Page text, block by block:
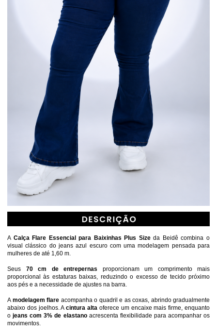
A Calça Flare Essencial para Baixinhas Plus Size da Beidê combina o
visual clássico do jeans azul escuro com uma modelagem pensada para
mulheres de até 1,60 m.
Seus 70 cm de entrepernas proporcionam um comprimento mais
proporcional às estaturas baixas, reduzindo o excesso de tecido próximo
aos pés e a necessidade de ajustes na barra.
A modelagem flare acompanha o quadril e as coxas, abrindo gradualmente
abaixo dos joelhos. A cintura alta oferece um encaixe mais firme, enquanto
o jeans com 3% de elastano acrescenta flexibilidade para acompanhar os
movimentos.